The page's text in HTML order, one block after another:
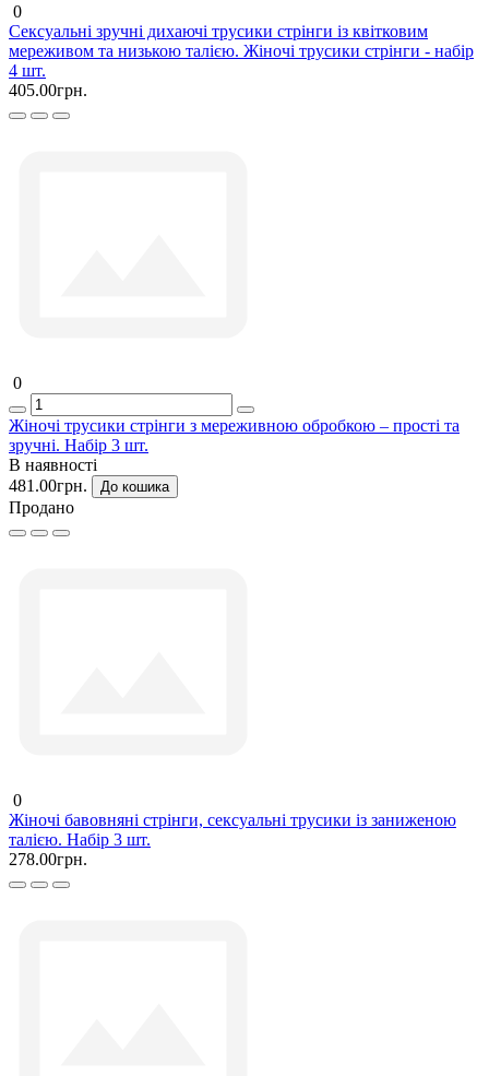
0
Сексуальні зручні дихаючі трусики стрінги із квітковим
мереживом та низькою талією. Жіночі трусики стрінги - набір
4 шт.
405.00грн.
0
Жіночі трусики стрінги з мереживною обробкою – прості та
зручні. Набір 3 шт.
В наявності
481.00грн.
До кошика
Продано
0
Жіночі бавовняні стрінги, сексуальні трусики із заниженою
талією. Набір 3 шт.
278.00грн.